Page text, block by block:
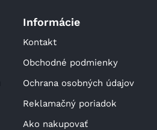
Informácie
Kontakt
Obchodné podmienky
Ochrana osobných údajov
Reklamačný poriadok
Ako nakupovať